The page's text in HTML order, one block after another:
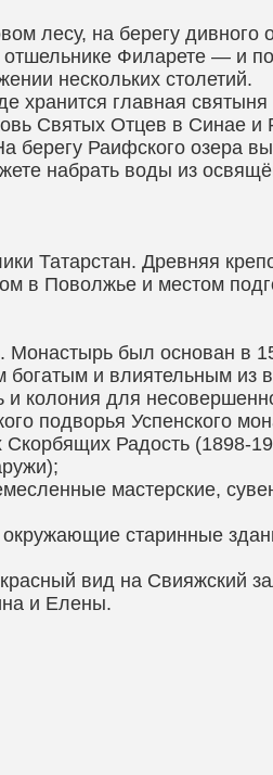
лесу, на берегу дивного
Филарете — и
нескольких столетий.
хранится главная
Святых Отцев в Синае
Раифского озера
набрать воды из
Татарстан. Древняя
в Поволжье и местом
Монастырь был основан в
и влиятельным из
и колония для
подворья Успенского
Радость (1898-
мастерские,
старинные
вид на Свияжский
и Елены.